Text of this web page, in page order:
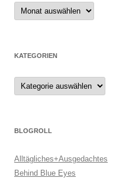
Archiv
KATEGORIEN
Kategorien
BLOGROLL
Alltägliches+Ausgedachtes
Behind Blue Eyes